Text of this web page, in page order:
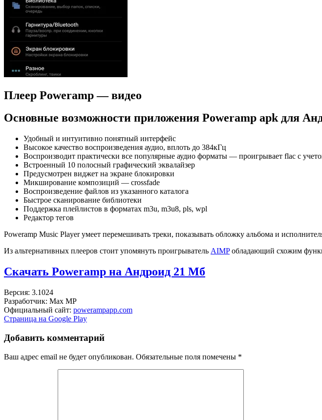
Плеер Poweramp — видео
Основные возможности приложения Poweramp apk для
Удобный и интуитивно понятный интерфейс
Высокое качество воспроизведения аудио, вплоть до 384кГц
Воспроизводит практически все популярные аудио форматы — проигрывает flac с
Встроенный 10 полосный графический эквалайзер
Предусмотрен виджет на экране блокировки
Микширование композиций — crossfade
Воспроизведение файлов из указанного каталога
Быстрое сканирование библиотеки
Поддержка плейлистов в форматах m3u, m3u8, pls, wpl
Редактор тегов
Poweramp Music Player умеет перемешивать треки, показывать обложку альбома и
Из альтернативных плееров стоит упомянуть проигрыватель AIMPобладающий схожим
Скачать Poweramp на Андроид 21 Мб
Версия: 3.1024
Разработчик: Max MP
Официальный сайт: powerampapp.com
Страница на Google Play
Добавить комментарий
Ваш адрес email не будет опубликован. Обязательные поля помечены *